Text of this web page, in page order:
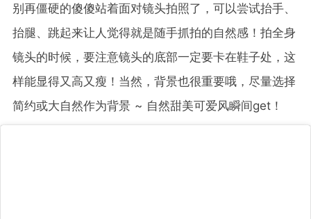
别再僵硬的傻傻站着面对镜头拍照了，可以尝试抬手、
抬腿、跳起来让人觉得就是随手抓拍的自然感！拍全身
镜头的时候，要注意镜头的底部一定要卡在鞋子处，这
样能显得又高又瘦！当然，背景也很重要哦，尽量选择
简约或大自然作为背景 ~ 自然甜美可爱风瞬间get！